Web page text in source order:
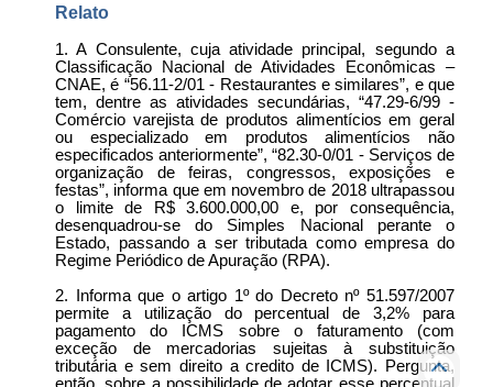
Relato
1. A Consulente, cuja atividade principal, segundo a
Classificação Nacional de Atividades Econômicas –
CNAE, é “56.11-2/01 - Restaurantes e similares”, e que
tem, dentre as atividades secundárias, “47.29-6/99 -
Comércio varejista de produtos alimentícios em geral
ou especializado em produtos alimentícios não
especificados anteriormente”, “82.30-0/01 - Serviços de
organização de feiras, congressos, exposições e
festas”, informa que em novembro de 2018 ultrapassou
o limite de R$ 3.600.000,00 e, por consequência,
desenquadrou-se do Simples Nacional perante o
Estado, passando a ser tributada como empresa do
Regime Periódico de Apuração (RPA).
2. Informa que o artigo 1º do Decreto nº 51.597/2007
permite a utilização do percentual de 3,2% para
pagamento do ICMS sobre o faturamento (com
exceção de mercadorias sujeitas à substituição
tributária e sem direito a credito de ICMS). Pergunta,